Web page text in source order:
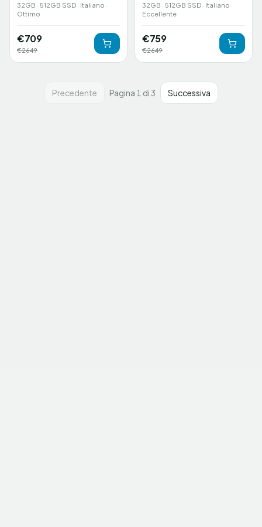
32GB · 512GB SSD · Italiano ·
Ottimo
€709
€2649
32GB · 512GB SSD · Italiano ·
Eccellente
€759
€2649
Precedente Pagina 1 di 3 Successiva